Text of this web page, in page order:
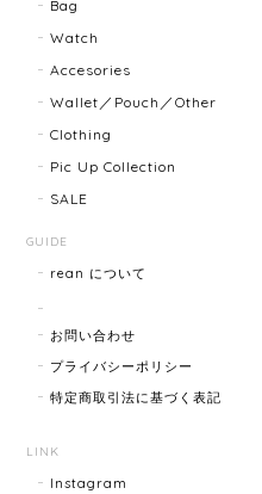
はぜんぜんわからずとて
気にいりました。 いつも
りなので安心して購入で
Bag
Watch
Accesories
Wallet／Pouch／Other
Clothing
Pic Up Collection
SALE
GUIDE
rean について
お問い合わせ
プライバシーポリシー
特定商取引法に基づく表記
LINK
Instagram